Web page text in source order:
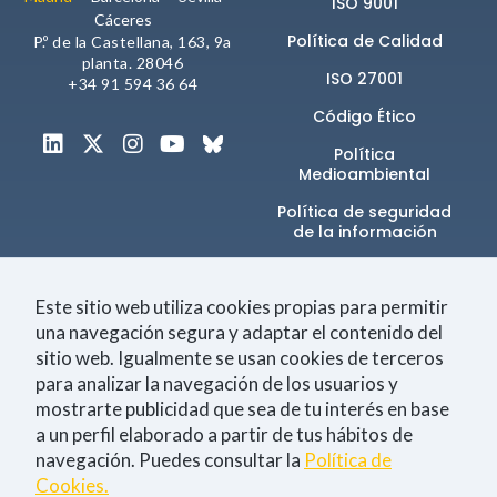
Cáceres
P.º de la Castellana, 163, 9a
planta. 28046
+34 91 594 36 64
Política de Calidad
ISO 27001
Código Ético
Política
Medioambiental
Política de seguridad
de la información​
Únete a la comunidad
Tecnología Negocio Eventos Empleo
Este sitio web utiliza cookies propias para permitir
una navegación segura y adaptar el contenido del
sitio web. Igualmente se usan cookies de terceros
para analizar la navegación de los usuarios y
mostrarte publicidad que sea de tu interés en base
a un perfil elaborado a partir de tus hábitos de
navegación. Puedes consultar la Política de
Cookies.
comportamiento
nuestra web,
posibilidad de
ver contenido y
ofertas
personalizados.